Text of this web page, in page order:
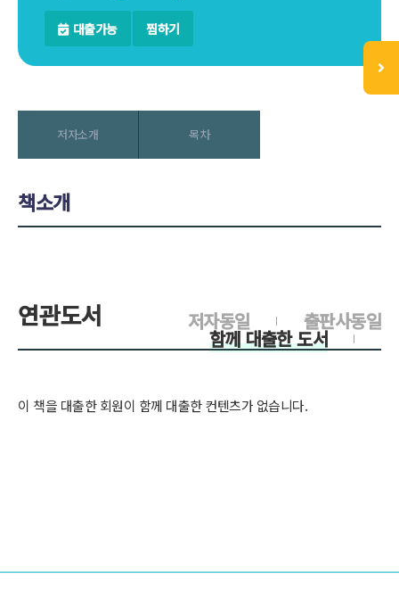
대출가능 찜하기
저자소개 목차
책소개
연관도서 출판사동일
저자동일
함께 대출한 도서
이 책을 대출한 회원이 함께 대출한 컨텐츠가 없습니다.